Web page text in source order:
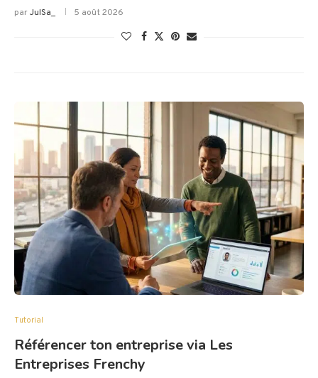
parJulSa_ 5 août 2026
Tutorial
Référencer ton entreprise via Les
Entreprises Frenchy